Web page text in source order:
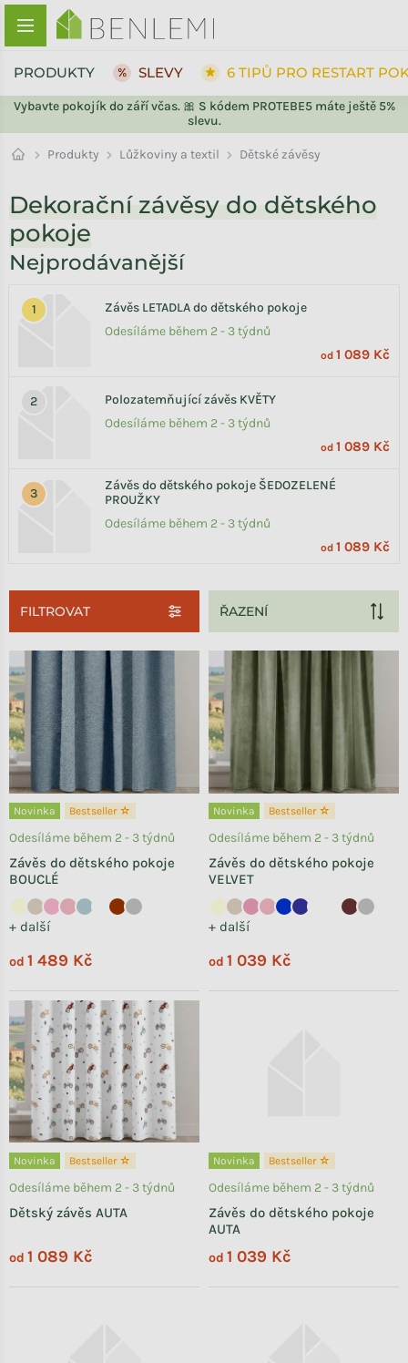
Přejít na obsah
Vybavte pokojík do září včas. 🎀 S kódem PROTEBE5 máte ještě 5%
slevu.
PRODUKTY SLEVY 6 TIPŮ PRO RESTART
Produkty Lůžkoviny a textil Dětské závěsy
Dekorační závěsy do dětského
pokoje
Nejprodávanější
Závěs LETADLA do dětského pokoje
Odesíláme během 2 - 3 týdnů
od 1 089 Kč
Polozatemňující závěs KVĚTY
Odesíláme během 2 - 3 týdnů
od 1 089 Kč
Závěs do dětského pokoje ŠEDOZELENÉ
PROUŽKY
Odesíláme během 2 - 3 týdnů
od 1 089 Kč
FILTROVAT
Výpis produktů
Novinka Bestseller ☆
Závěs do dětského pokoje
BOUCLÉ
+ další
Odesíláme během 2 - 3 týdnů
od 1 489 Kč
Novinka Bestseller ☆
Závěs do dětského pokoje
VELVET
+ další
Odesíláme během 2 - 3 týdnů
od 1 039 Kč
Novinka Bestseller ☆
Dětský závěs AUTA
Odesíláme během 2 - 3 týdnů
od 1 089 Kč
Novinka Bestseller ☆
Závěs do dětského pokoje
AUTA
Odesíláme během 2 - 3 týdnů
od 1 039 Kč